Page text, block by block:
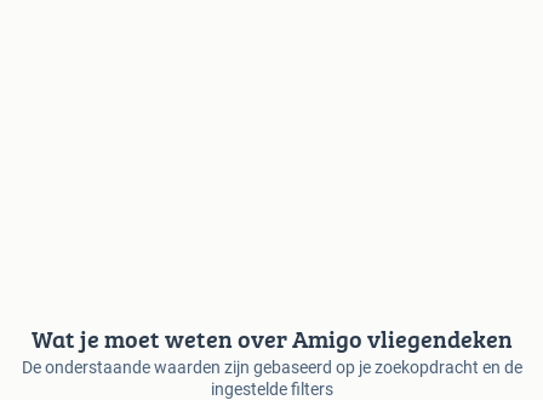
Wat je moet weten over Amigo vliegendeken
De onderstaande waarden zijn gebaseerd op je zoekopdracht en de
ingestelde filters